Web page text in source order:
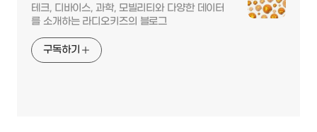
테크, 디바이스, 과학, 모빌리티와 다양한 데이터
를 소개하는 라디오키즈의 블로그
구독하기